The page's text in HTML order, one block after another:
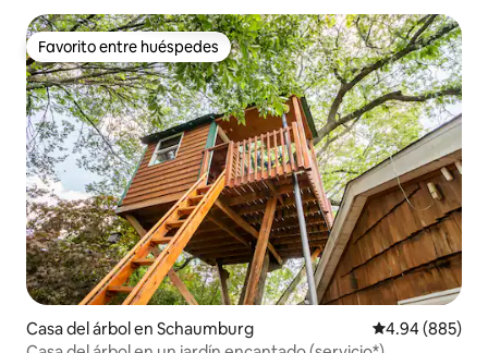
Favorito entre huéspedes
Favorito entre huéspedes
Casa del árbol en Schaumburg Calificación
4.94 (885)